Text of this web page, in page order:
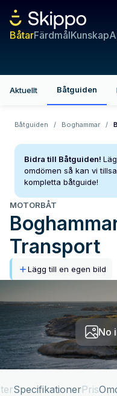
BåtarFärdmålKunskap
Aktuellt Båtguiden
Båtguiden / Boghammar /
Bidra till Båtguiden!
omdömen så kan vi
kompletta båtguide!
MOTORBÅT
Transport
Lägg till en egen bild
No
SpecifikationerPris